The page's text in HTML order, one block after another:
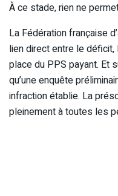
À ce stade, rien ne
La Fédération française
lien direct entre le déficit,
place du PPS payant. Et
qu’une enquête
infraction établie. La
pleinement à toutes les